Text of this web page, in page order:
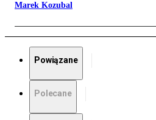
Marek Kozubal
Powiązane
Polecane